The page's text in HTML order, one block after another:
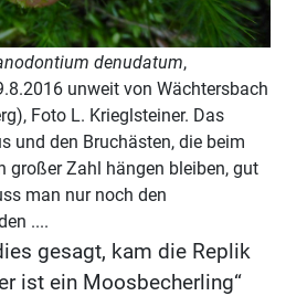
denudatum,
unweit von Wächtersbach
Foto L. Krieglsteiner. Das
und den Bruchästen, die beim
großer Zahl hängen bleiben, gut
man nur noch den
....
gesagt, kam die Replik
ist ein Moosbecherling“